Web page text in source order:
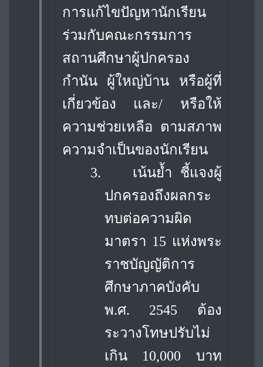
การแก้ไขปัญหานักเรียน
ร่วมกับคณะกรรมการ
สถานศึกษาผู้ปกครอง
กำนัน ผู้ใหญ่บ้าน หรือผู้ที่
เกี่ยวข้อง และ/ หรือให้
ความช่วยเหลือ ตามสภาพ
ความจำเป็นของนักเรียน
3.
เน้นย้ำ ชี้แจงผู้
ปกครองถึงผลกระ
ทบต่อความผิด
มาตรา 15 แห่งพระ
ราชบัญญัติการ
ศึกษาภาคบังคับ
พ.ศ. 2545 ต้อง
ระวางโทษปรับไม่
เกิน 10,000 บาท